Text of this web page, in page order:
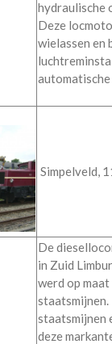
hydraulische
Deze
wielassen en
Simpelveld,
De
in Zuid
werd op
staatsmijnen
deze